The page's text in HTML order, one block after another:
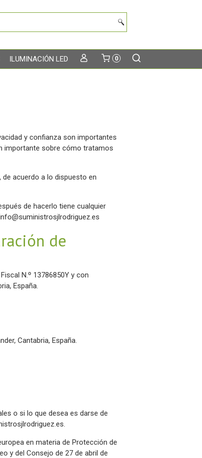
ILUMINACIÓN LED 0
y confianza son importantes
importante sobre cómo tratamos
, de acuerdo a lo dispuesto en
de hacerlo tiene cualquier
de
N.º 13786850Y y con
España.
Cantabria, España.
o si lo que desea es darse de
.
en materia de Protección de
y del Consejo de 27 de abril de